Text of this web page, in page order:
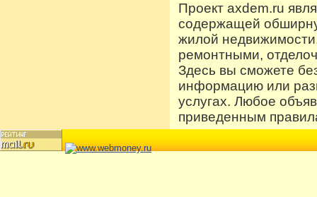
Проект axdem.ru
содержащей
жилой
ремонтными,
Здесь вы сможете
информацию или
услугах. Любое
приведенным